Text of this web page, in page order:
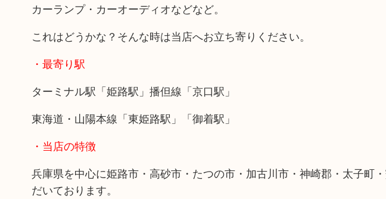
カーランプ・カーオーディオなどなど。
これはどうかな？そんな時は当店へお立ち寄りください。
・最寄り駅
ターミナル駅「姫路駅」播但線「京口駅」
東海道・山陽本線「東姫路駅」「御着駅」
・当店の特徴
兵庫県を中心に姫路市・高砂市・たつの市・加古川市・神崎郡・太子町
だいております。